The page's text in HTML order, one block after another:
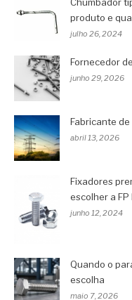
produto e
julho 26, 2024
Fornecedor
junho 29, 2026
Fabricante
abril 13, 2026
Fixadores
escolher a
junho 12, 2024
Quando o
escolha
maio 7, 2026